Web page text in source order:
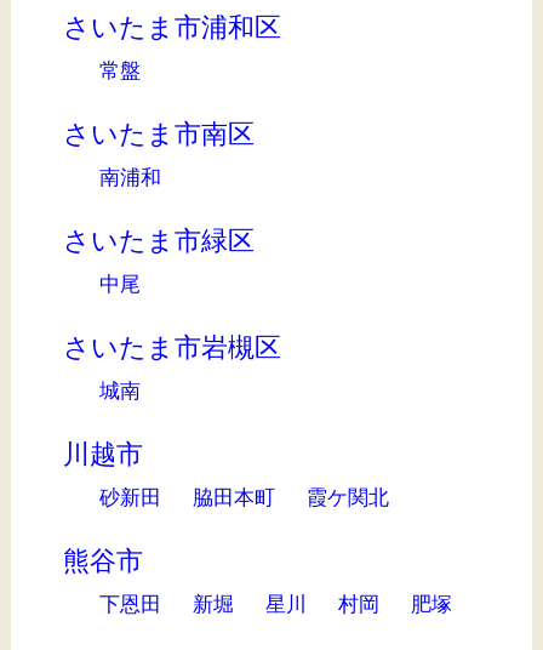
さいたま市浦和区
常盤
さいたま市南区
南浦和
さいたま市緑区
中尾
さいたま市岩槻区
城南
川越市
砂新田 脇田本町 霞ケ関北
熊谷市
下恩田 新堀 星川 村岡 肥塚